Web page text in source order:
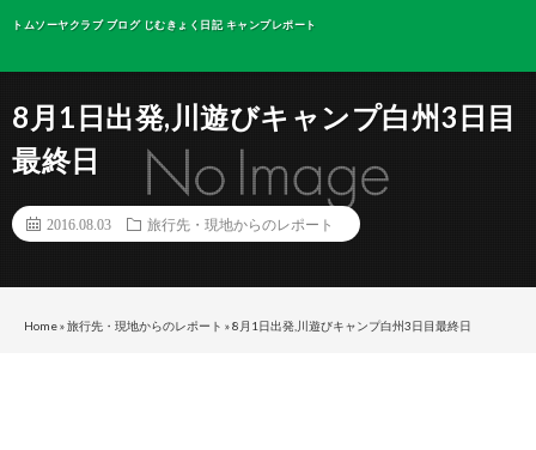
トムソーヤクラブ ブログ じむきょく日記 キャンプレポート
8月1日出発,川遊びキャンプ白州3日目
最終日
2016.08.03 旅行先・現地からのレポート
Home»旅行先・現地からのレポート »8月1日出発,川遊びキャンプ白州3日目最終日